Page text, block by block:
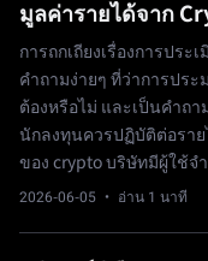
มูลค่ารายได้จาก
การถกเถียงเรื่องการปร
คำถามง่ายๆ ที่ว่าการปร
ต้องหรือไม่ และเป็นคำถา
นักลงทุนควรปฏิบัติต่อรา
ของ crypto บริษัทมีผู้ใช้จ
2026-06-05 · อ่าน 1 นาที